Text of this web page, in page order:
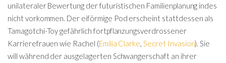
unilateraler Bewertung der futuristischen Familienplanung indes
nicht vorkommen. Der eiförmige Pod erscheint stattdessen als
Tamagotchi-Toy gefährlich fortpflanzungsverdrossener
Karrierefrauen wie Rachel (Emilia Clarke Secret Invasion). Sie
will während der ausgelagerten Schwangerschaft an ihrer